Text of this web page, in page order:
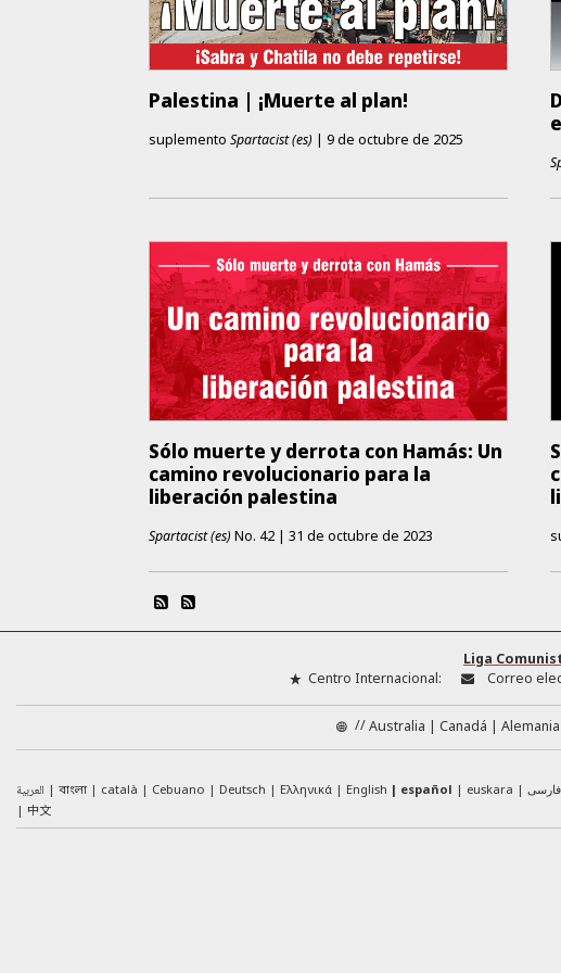
Palestina | ¡Muerte al plan!
suplementoSpartacist (es) | 9 de octubre de 2025
Sólo muerte y derrota con Hamás: Un
camino revolucionario para la
liberación palestina
Spartacist (es) No. 42 | 31 de octubre de 2023
Liga
Centro Internacional:
Correo
//Australia Canadá Alemania
العربية বাংলা català Cebuano Deutsch Ελληνικά English español euskara فارسی
中文